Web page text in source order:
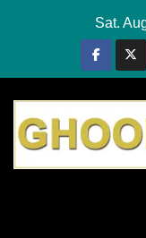
Sat.